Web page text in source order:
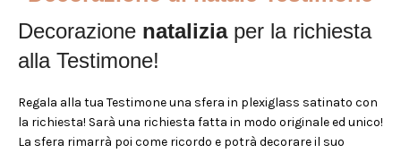
Decorazione nataliziaper la richiesta
alla Testimone!
Regala alla tua Testimone una sfera in plexiglass satinato con
la richiesta! Sarà una richiesta fatta in modo originale ed unico!
La sfera rimarrà poi come ricordo e potrà decorare il suo